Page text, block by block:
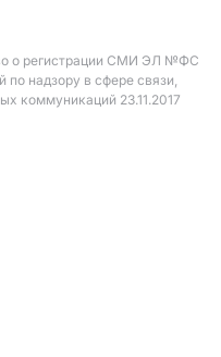
о регистрации СМИ ЭЛ №ФС
надзору в сфере связи,
коммуникаций 23.11.2017